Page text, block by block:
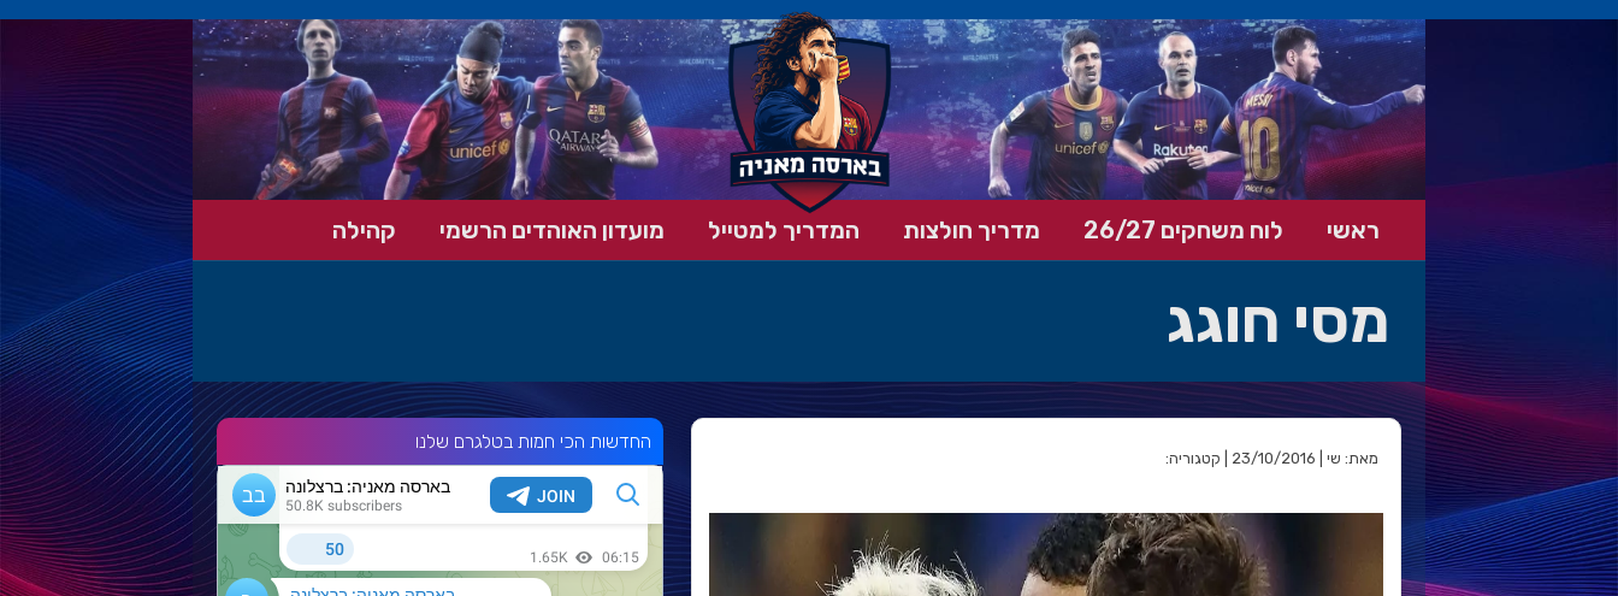
ראשי לוח משחקים 26/27 מדריך חולצות המדריך למטייל מועדון האוהדים הרשמי קהילה
מסי חוגג
מאת: שי | 23/10/2016 | קטגוריה:
החדשות הכי חמות בטלגרם שלנו